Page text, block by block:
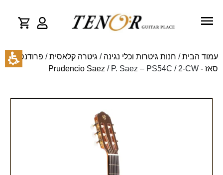
עמוד הבית/ חנות גיטרות וכלי נגינה / גיטרה קלאסית/ פרודנסיו
סאז - Prudencio Saez / P. Saez – PS54C / 2-CW